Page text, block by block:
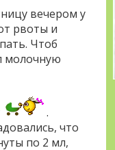
вечером у
рвоты и
Чтоб
молочную
.
что
по 2 мл,